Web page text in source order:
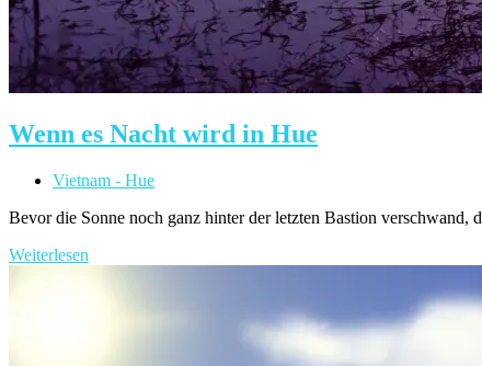
Wenn es Nacht wird in Hue
Beitrags-
Vietnam - Hue
Bevor die Sonne noch ganz hinter der letzten Bastion
Weiterlesen